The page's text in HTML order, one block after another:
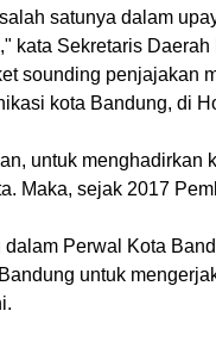
satunya dalam
kata Sekretaris
sounding penjajakan
kota Bandung, di
untuk menghadirkan
Maka, sejak 2017
Perwal Kota
untuk